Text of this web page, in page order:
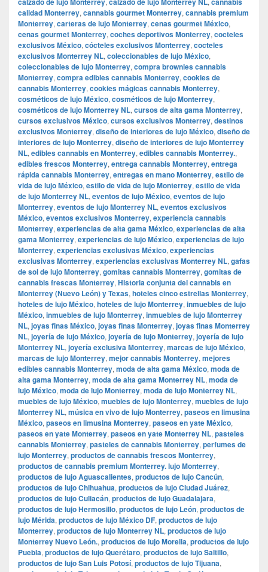
calidad Monterrey, cannabis gourmet Monterrey, cannabis premium
Monterrey, carteras de lujo Monterrey, cenas gourmet México,
cenas gourmet Monterrey, coches deportivos Monterrey, cocteles
exclusivos México, cócteles exclusivos Monterrey, cocteles
exclusivos Monterrey NL, coleccionables de lujo México,
coleccionables de lujo Monterrey, compra brownies cannabis
Monterrey, compra edibles cannabis Monterrey, cookies de
cannabis Monterrey, cookies mágicas cannabis Monterrey,
cosméticos de lujo México, cosméticos de lujo Monterrey,
cosméticos de lujo Monterrey NL, cursos de alta gama Monterrey,
cursos exclusivos México, cursos exclusivos Monterrey, destinos
exclusivos Monterrey, diseño de interiores de lujo México, diseño de
interiores de lujo Monterrey, diseño de interiores de lujo Monterrey
NL, edibles cannabis en Monterrey, edibles cannabis Monterrey.,
edibles frescos Monterrey, entrega cannabis Monterrey, entrega
rápida cannabis Monterrey, entregas en mano Monterrey, estilo de
vida de lujo México, estilo de vida de lujo Monterrey, estilo de vida
de lujo Monterrey NL, eventos de lujo México, eventos de lujo
Monterrey, eventos de lujo Monterrey NL, eventos exclusivos
México, eventos exclusivos Monterrey, experiencia cannabis
Monterrey, experiencias de alta gama México, experiencias de alta
gama Monterrey, experiencias de lujo México, experiencias de lujo
Monterrey, experiencias exclusivas México, experiencias
exclusivas Monterrey, experiencias exclusivas Monterrey NL, gafas
de sol de lujo Monterrey, gomitas cannabis Monterrey, gomitas de
cannabis frescas Monterrey, Historia conjunta del cannabis en
Monterrey (Nuevo León) y Texas, hoteles cinco estrellas Monterrey,
hoteles de lujo México, hoteles de lujo Monterrey, inmuebles de lujo
México, inmuebles de lujo Monterrey, inmuebles de lujo Monterrey
NL, joyas finas México, joyas finas Monterrey, joyas finas Monterrey
NL, joyería de lujo México, joyería de lujo Monterrey, joyería de lujo
Monterrey NL, joyería exclusiva Monterrey, marcas de lujo México,
marcas de lujo Monterrey, mejor cannabis Monterrey, mejores
edibles cannabis Monterrey, moda de alta gama México, moda de
alta gama Monterrey, moda de alta gama Monterrey NL, moda de
lujo México, moda de lujo Monterrey, moda de lujo Monterrey NL,
muebles de lujo México, muebles de lujo Monterrey, muebles de lujo
Monterrey NL, música en vivo de lujo Monterrey, paseos en limusina
México, paseos en limusina Monterrey, paseos en yate México,
paseos en yate Monterrey, paseos en yate Monterrey NL, pasteles
cannabis Monterrey, pasteles de cannabis Monterrey, perfumes de
lujo Monterrey, productos de cannabis frescos Monterrey,
productos de cannabis premium Monterrey. lujo Monterrey,
productos de lujo Aguascalientes, productos de lujo Cancún,
productos de lujo Chihuahua, productos de lujo Ciudad Juárez,
productos de lujo Culiacán, productos de lujo Guadalajara,
productos de lujo Hermosillo, productos de lujo León, productos de
lujo Mérida, productos de lujo México DF, productos de lujo
Monterrey, productos de lujo Monterrey NL, productos de lujo
Monterrey Nuevo León., productos de lujo Morelia, productos de lujo
Puebla, productos de lujo Querétaro, productos de lujo Saltillo,
productos de lujo San Luis Potosí, productos de lujo Tijuana,